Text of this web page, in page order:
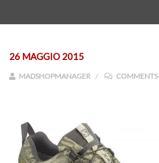
26 MAGGIO 2015
MADSHOPMANAGER